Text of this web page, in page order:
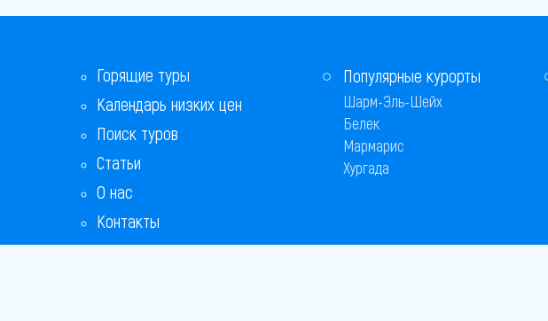
Горящие туры
Календарь низких цен
Поиск туров
Статьи
О нас
Контакты
Бонусная программа
Популярные курорты
Шарм-Эль-Шейх
Белек
Мармарис
Хургада